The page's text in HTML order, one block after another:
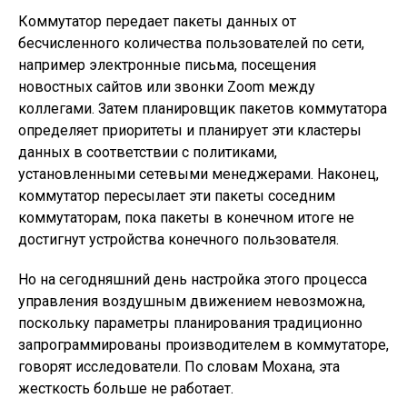
Коммутатор передает пакеты данных от
бесчисленного количества пользователей по сети,
например электронные письма, посещения
новостных сайтов или звонки Zoom между
коллегами. Затем планировщик пакетов коммутатора
определяет приоритеты и планирует эти кластеры
данных в соответствии с политиками,
установленными сетевыми менеджерами. Наконец,
коммутатор пересылает эти пакеты соседним
коммутаторам, пока пакеты в конечном итоге не
достигнут устройства конечного пользователя.
Но на сегодняшний день настройка этого процесса
управления воздушным движением невозможна,
поскольку параметры планирования традиционно
запрограммированы производителем в коммутаторе,
говорят исследователи. По словам Мохана, эта
жесткость больше не работает.